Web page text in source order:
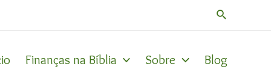
Pesquisar
Finanças na Bíblia Sobre Blog